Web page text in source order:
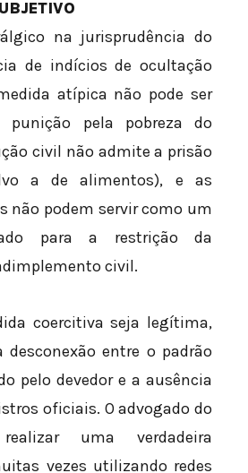
na jurisprudência do
de indícios de ocultação
atípica não pode ser
punição pela pobreza do
civil não admite a prisão
a de alimentos), e as
não podem servir como um
para a restrição da
civil.
coercitiva seja legítima,
desconexão entre o padrão
pelo devedor e a ausência
oficiais. O advogado do
uma verdadeira
vezes utilizando redes